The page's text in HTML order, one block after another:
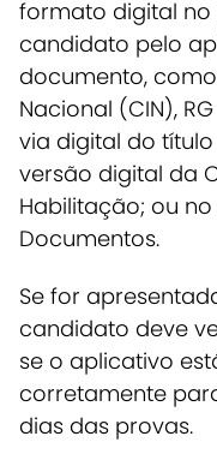
formato digital
candidato pelo
documento,
Nacional (CIN),
via digital do
versão digital da
Habilitação; ou
Documentos.
Se for
candidato deve
se o aplicativo
corretamente
dias das provas.